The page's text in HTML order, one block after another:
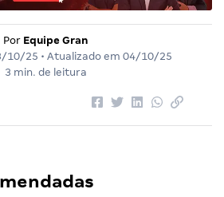
Por Equipe Gran
10/25 • Atualizado em 04/10/25
3 min. de leitura